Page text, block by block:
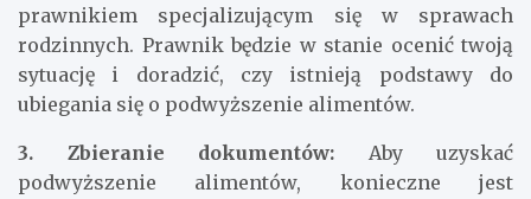
prawnikiem specjalizującym się w sprawach
rodzinnych. Prawnik będzie w stanie ocenić twoją
sytuację i doradzić, czy istnieją podstawy do
ubiegania się o podwyższenie alimentów.
3. Zbieranie dokumentów: Aby uzyskać
podwyższenie alimentów, konieczne jest